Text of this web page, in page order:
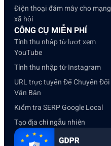
Điện thoại đám mây cho mạng
xã hội
CÔNG CỤ MIỄN PHÍ
Tính thu nhập từ lượt xem
YouTube
Tính thu nhập từ Instagram
URL trực tuyến Để Chuyển Đổi
Văn Bản
Kiểm tra SERP Google Local
Tạo địa chỉ ngẫu nhiên